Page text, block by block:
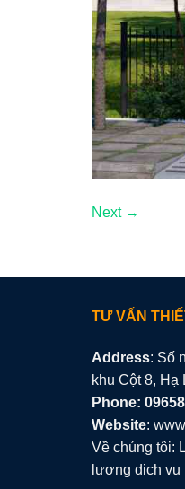
Next →
TƯ VẤN
Address: Số
khu Cột 8, Hạ
Phone:
Website:
Về chúng tôi:
lượng dịch vụ